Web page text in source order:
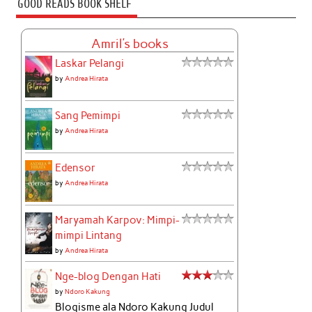
GOOD READS BOOK SHELF
Amril's books
Laskar Pelangi
byAndrea Hirata
Sang Pemimpi
byAndrea Hirata
Edensor
byAndrea Hirata
Maryamah Karpov: Mimpi-
mimpi Lintang
byAndrea Hirata
Nge-blog Dengan Hati
byNdoro Kakung
Blogisme ala Ndoro Kakung Judul